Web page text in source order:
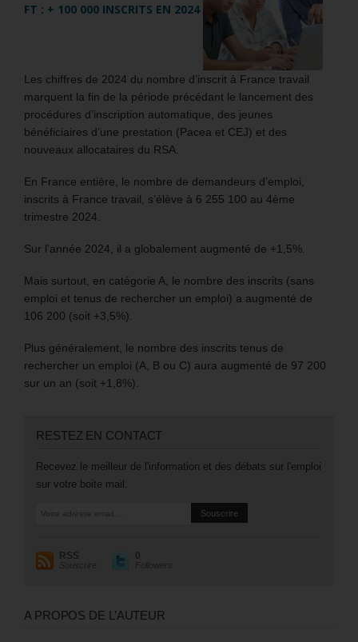
FT : + 100 000 INSCRITS EN 2024
Les chiffres de 2024 du nombre d’inscrit à France travail
marquent la fin de la période précédant le lancement des
procédures d’inscription automatique, des jeunes
bénéficiaires d’une prestation (Pacea et CEJ) et des
nouveaux allocataires du RSA.
En France entière, le nombre de demandeurs d’emploi,
inscrits à France travail, s’élève à 6 255 100 au 4ème
trimestre 2024.
Sur l’année 2024, il a globalement augmenté de +1,5%.
Mais surtout, en catégorie A, le nombre des inscrits (sans
emploi et tenus de rechercher un emploi) a augmenté de
106 200 (soit +3,5%).
Plus généralement, le nombre des inscrits tenus de
rechercher un emploi (A, B ou C) aura augmenté de 97 200
sur un an (soit +1,8%).
RESTEZ EN CONTACT
Recevez le meilleur de l'information et des débats sur l'emploi
sur votre boite mail.
RSS
Souscrire
0
Followers
A PROPOS DE L’AUTEUR